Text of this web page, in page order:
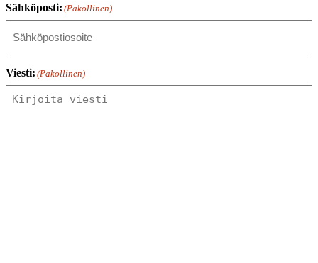
Sähköposti: (Pakollinen)
Viesti: (Pakollinen)